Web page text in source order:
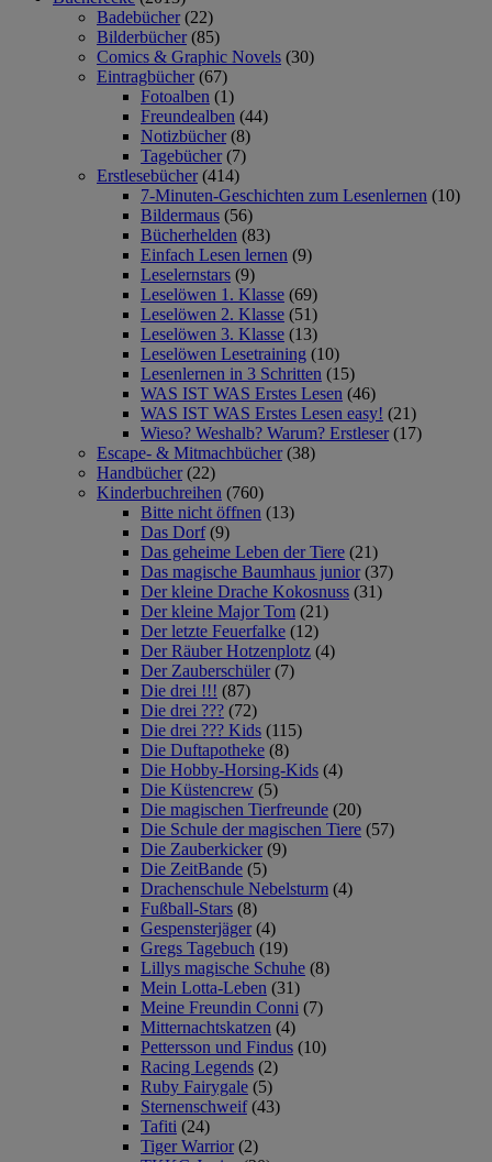
Badebücher (22)
Bilderbücher (85)
Comics & Graphic Novels (30)
Eintragbücher (67)
Fotoalben (1)
Freundealben (44)
Notizbücher (8)
Tagebücher (7)
Erstlesebücher (414)
7-Minuten-Geschichten zum Lesenlernen (10)
Bildermaus (56)
Bücherhelden (83)
Einfach Lesen lernen (9)
Leselernstars (9)
Leselöwen 1. Klasse (69)
Leselöwen 2. Klasse (51)
Leselöwen 3. Klasse (13)
Leselöwen Lesetraining (10)
Lesenlernen in 3 Schritten (15)
WAS IST WAS Erstes Lesen (46)
WAS IST WAS Erstes Lesen easy! (21)
Wieso? Weshalb? Warum? Erstleser (17)
Escape- & Mitmachbücher (38)
Handbücher (22)
Kinderbuchreihen (760)
Bitte nicht öffnen (13)
Das Dorf (9)
Das geheime Leben der Tiere (21)
Das magische Baumhaus junior (37)
Der kleine Drache Kokosnuss (31)
Der kleine Major Tom (21)
Der letzte Feuerfalke (12)
Der Räuber Hotzenplotz (4)
Der Zauberschüler (7)
Die drei !!! (87)
Die drei ??? (72)
Die drei ??? Kids (115)
Die Duftapotheke (8)
Die Hobby-Horsing-Kids (4)
Die Küstencrew (5)
Die magischen Tierfreunde (20)
Die Schule der magischen Tiere (57)
Die Zauberkicker (9)
Die ZeitBande (5)
Drachenschule Nebelsturm (4)
Fußball-Stars (8)
Gespensterjäger (4)
Gregs Tagebuch (19)
Lillys magische Schuhe (8)
Mein Lotta-Leben (31)
Meine Freundin Conni (7)
Mitternachtskatzen (4)
Pettersson und Findus (10)
Racing Legends (2)
Ruby Fairygale (5)
Sternenschweif (43)
Tafiti (24)
Tiger Warrior (2)